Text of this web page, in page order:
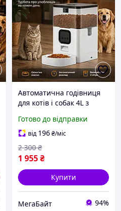
Автоматична годівниця
для котів і собак 4L з
подвійним живленням,
біла розумна годівниця
Готово до відправки
від 196₴/міс
1 955₴
2 300 ₴
Купити
МегаБайт 94%